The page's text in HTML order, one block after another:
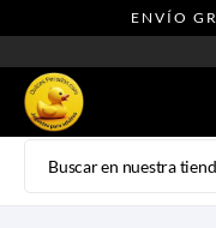
ENVÍO